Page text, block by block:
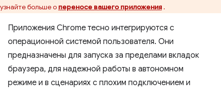
узнайте больше о переносе вашего приложения .
Приложения Chrome тесно интегрируются с
операционной системой пользователя. Они
предназначены для запуска за пределами вкладок
браузера, для надежной работы в автономном
режиме и в сценариях с плохим подключением и